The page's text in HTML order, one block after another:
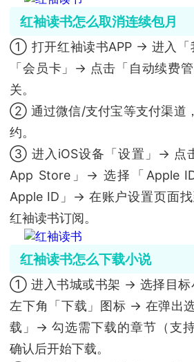
红袖读书怎么取消连续包月
① 打开红袖读书APP → 进入「
「会员卡」→ 点击「自动续费
关。
② 通过微信/支付宝等支付渠道
约。
③ 进入iOS设备「设置」→ 点
App Store」→ 选择「Apple
Apple ID」→ 在账户设置页面
红袖读书订阅。
红袖读书怎么下载小说
① 进入书城或书架 → 选择目标
左下角「下载」图标 → 在弹出
载」→ 勾选需下载的章节（支
确认后开始下载。